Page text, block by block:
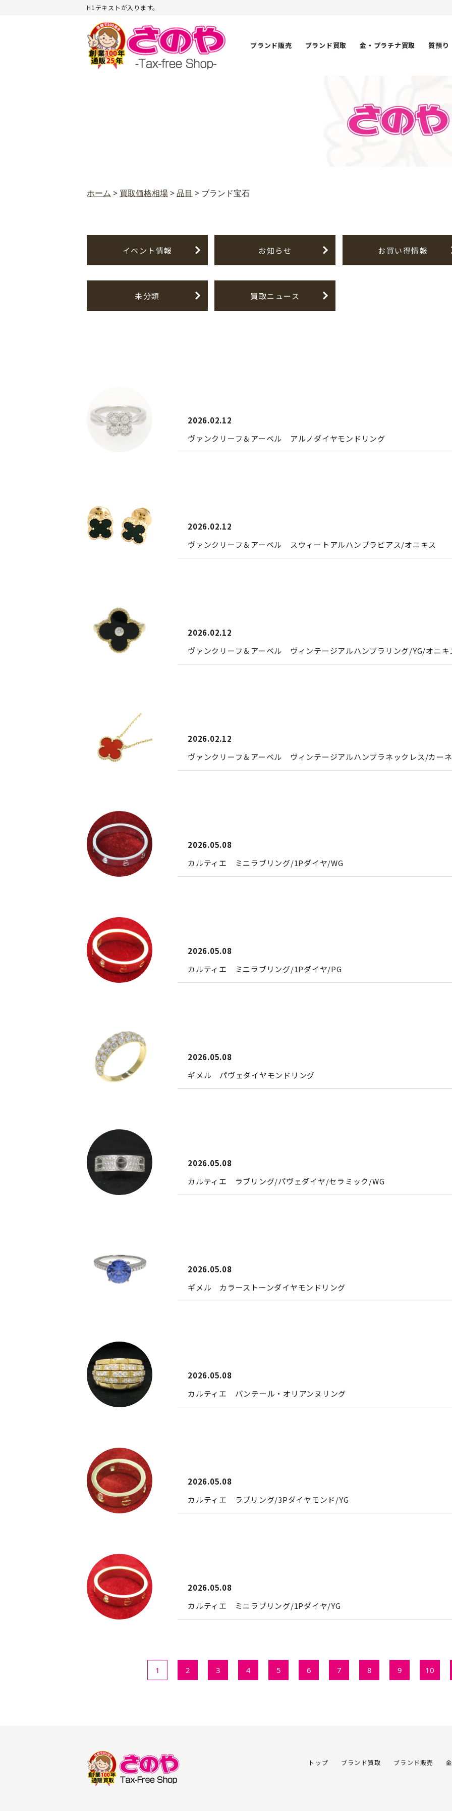
H1テキストが入ります。
ブランド販売 ブランド買取 金・プラチナ買取 質預り
ホーム > 買取価格相場>品目 > ブランド宝石
イベント情報 お知らせ お買い得情報
未分類 買取ニュース
2026.02.12
ヴァンクリーフ＆アーベル アルノダイヤモンドリング
2026.02.12
ヴァンクリーフ＆アーベル スウィートアルハンブラピアス/オニキス
2026.02.12
ヴァンクリーフ＆アーベル ヴィンテージアルハンブラリング/YG/オニキ
2026.02.12
ヴァンクリーフ＆アーベル ヴィンテージアルハンブラネックレス/カー
2026.05.08
カルティエ ミニラブリング/1Pダイヤ/WG
2026.05.08
カルティエ ミニラブリング/1Pダイヤ/PG
2026.05.08
ギメル パヴェダイヤモンドリング
2026.05.08
カルティエ ラブリング/パヴェダイヤ/セラミック/WG
2026.05.08
ギメル カラーストーンダイヤモンドリング
2026.05.08
カルティエ パンテール・オリアンヌリング
2026.05.08
カルティエ ラブリング/3Pダイヤモンド/YG
2026.05.08
カルティエ ミニラブリング/1Pダイヤ/YG
1 2 3 4 5 6 7 8 9 10
トップ ブランド買取 ブランド販売